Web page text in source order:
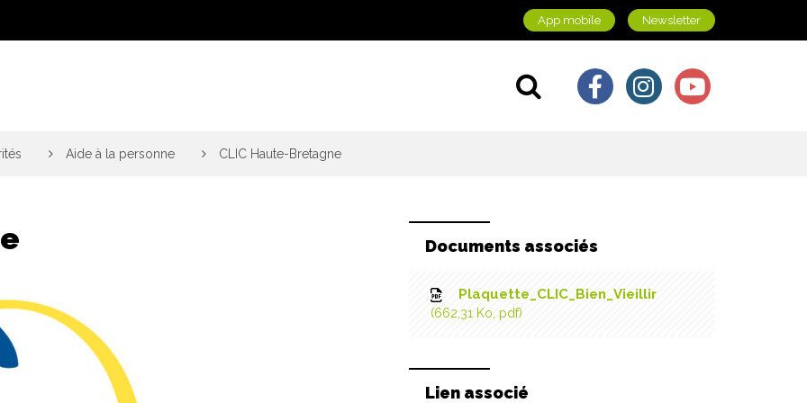
App mobile Newsletter
Lien vers le
Lien vers le
Lien vers
Aide à la personne CLIC Haute-Bretagne
Documents associés
Plaquette_CLIC_Bien_Vieillir
662,31 Ko , pdf
Lien associé